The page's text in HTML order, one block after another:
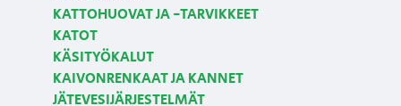
KATTOHUOVAT JA -TARVIKKEET
KATOT
KÄSITYÖKALUT
KAIVONRENKAAT JA KANNET
JÄTEVESIJÄRJESTELMÄT